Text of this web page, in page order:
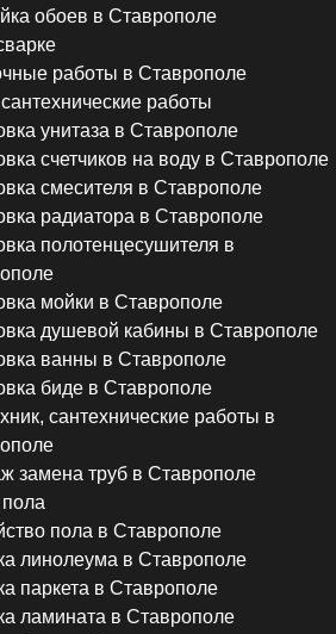
обоев в Ставрополе
работы в Ставрополе
работы
унитаза в Ставрополе
счетчиков на воду в Ставрополе
смесителя в Ставрополе
радиатора в Ставрополе
полотенцесушителя в
мойки в Ставрополе
душевой кабины в Ставрополе
ванны в Ставрополе
биде в Ставрополе
сантехнические работы в
замена труб в Ставрополе
пола в Ставрополе
линолеума в Ставрополе
паркета в Ставрополе
ламината в Ставрополе